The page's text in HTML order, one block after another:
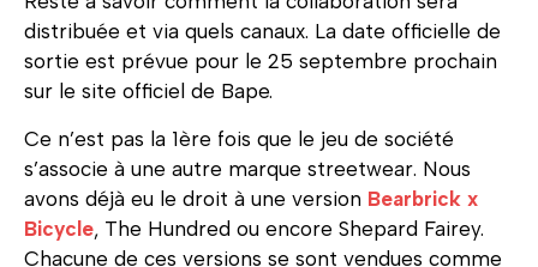
distribuée et via quels canaux. La date officielle de
sortie est prévue pour le 25 septembre prochain
sur le site officiel de Bape.
Ce n’est pas la 1ère fois que le jeu de société
s’associe à une autre marque streetwear. Nous
avons déjà eu le droit à une version Bearbrick x
Bicycle, The Hundred ou encore Shepard Fairey.
Chacune de ces versions se sont vendues comme